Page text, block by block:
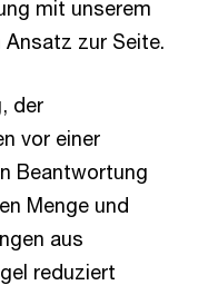
mit unserem
zur Seite.
der
vor einer
Beantwortung
Menge und
aus
reduziert